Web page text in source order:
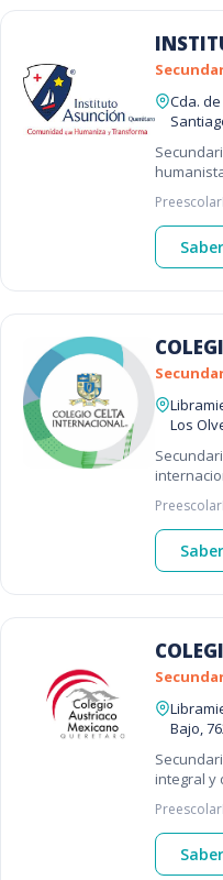
Cda.
Preescolar
Los
Preescolar
Bajo,
integral y
Preescolar